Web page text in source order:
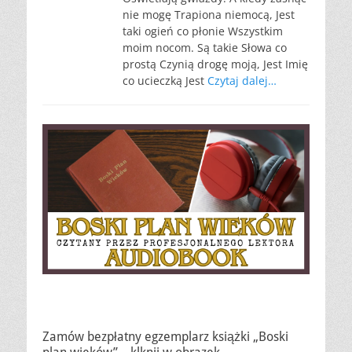
nie mogę Trapiona niemocą, Jest
taki ogień co płonie Wszystkim
moim nocom. Są takie Słowa co
prostą Czynią drogę moją, Jest Imię
co ucieczką Jest Czytaj dalej…
Zamów bezpłatny egzemplarz książki „Boski